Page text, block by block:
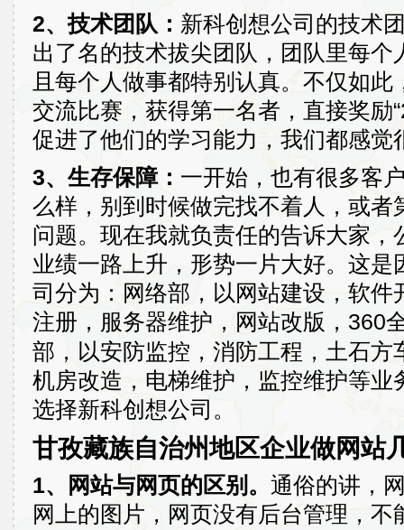
2、技术团队： 新科创想公司的技术
出了名的技术拔尖团队，团队里每
且每个人做事都特别认真。不仅如
交流比赛，获得第一名者，直接奖励
促进了他们的学习能力，我们都感觉
3、生存保障： 一开始，也有很多客
么样，别到时候做完找不着人，或者
问题。现在我就负责任的告诉大家
业绩一路上升，形势一片大好。这
司分为：网络部，以网站建设，软件
注册，服务器维护，网站改版，360
部，以安防监控，消防工程，土石方
机房改造，电梯维护，监控维护等业
选择新科创想公司。
甘孜藏族自治州地区企业做网站
1、网站与网页的区别。 通俗的讲，
网上的图片，网页没有后台管理，